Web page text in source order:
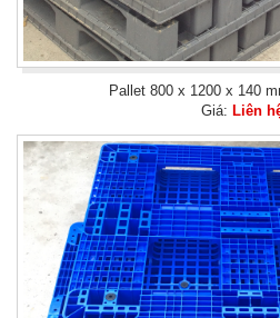
Pallet 800 x 1200 x 140
Giá: Liên